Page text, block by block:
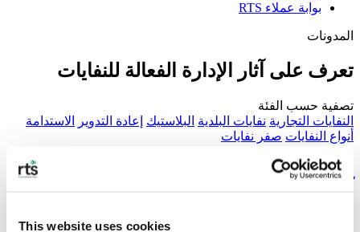
This website uses cookies
بوابة عملاء RTS
المدونات
تعرف على آثار الإدارة الفعالة للنفايات
تصفية حسب الفئة
النفايات التجارية نفايات البلدية البلاستيك إعادة التدوير
الاستدامة
أنواع النفايات صفر نفايات
كيفية إعادة تدوير زيت الطهي أو إعادة